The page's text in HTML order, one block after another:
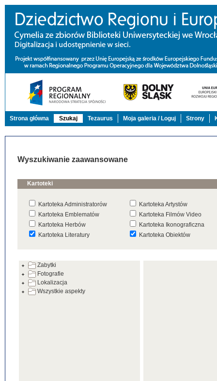
Strona główna Szukaj Tezaurus Moja galeria / Loguj Strony
Wyszukiwanie zaawansowane
Kartoteki
Kartoteka Administratorów
Kartoteka Artystów
Kartoteka Emblematów
Kartoteka Filmów Video
Kartoteka Herbów
Kartoteka Ikonograficzna
Kartoteka Literatury
Kartoteka Obiektów
Kartoteka Warsztatów
Kartoteka Zabytków
Zabytki
Fotografie
Lokalizacja
Wszystkie aspekty